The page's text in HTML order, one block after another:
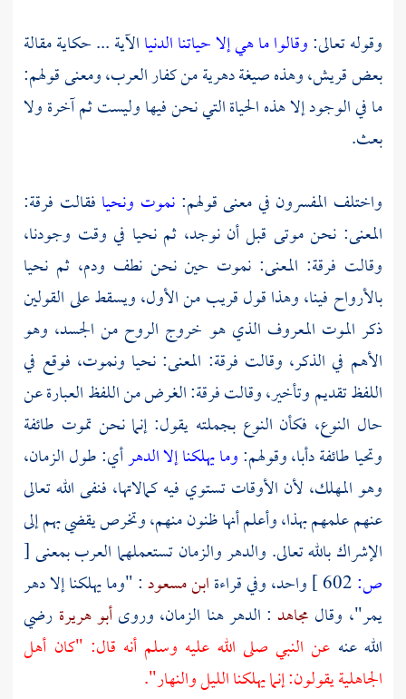
وقوله تعالى:وقالوا ما هي إلا حياتنا الدنياالآية ... حكاية مقالة
بعض قريش، وهذه صيغة دهرية من كفار العرب، ومعنى قولهم:
ما في الوجود إلا هذه الحياة التي نحن فيها وليست ثم آخرة ولا
بعث.
واختلف المفسرون في معنى قولهم:نموت ونحيا فقالت فرقة:
المعنى: نحن موتى قبل أن نوجد، ثم نحيا في وقت وجودنا،
وقالت فرقة: المعنى: نموت حين نحن نطف ودم، ثم نحيا
بالأرواح فينا، وهذا قول قريب من الأول، ويسقط على القولين
ذكر الموت المعروف الذي هو خروج الروح من الجسد، وهو
الأهم في الذكر، وقالت فرقة: المعنى: نحيا ونموت، فوقع في
اللفظ تقديم وتأخير، وقالت فرقة: الغرض من اللفظ العبارة عن
حال النوع، فكأن النوع بجملته يقول: إنما نحن تموت طائفة
وتحيا طائفة دأبا، وقولهم:وما يهلكنا إلا الدهرأي: طول الزمان،
وهو المهلك، لأن الأوقات تستوي فيه كمالاتها، فنفى الله تعالى
عنهم علمهم بهذا، وأعلم أنها ظنون منهم، وتخرص يقضي بهم إلى
الإشراك بالله تعالى. والدهر والزمان تستعملهما العرب بمعنى[
ص:
واحد، وفي قراءةابن مسعود: "وما يهلكنا إلا دهر
يمر"، وقال مجاهد : الدهر هنا الزمان، وروىأبو هريرة رضي
الله عنه عن النبي صلى الله عليه وسلم أنه قال: "كان أهل
الجاهلية يقولون: إنما يهلكنا الليل والنهار".